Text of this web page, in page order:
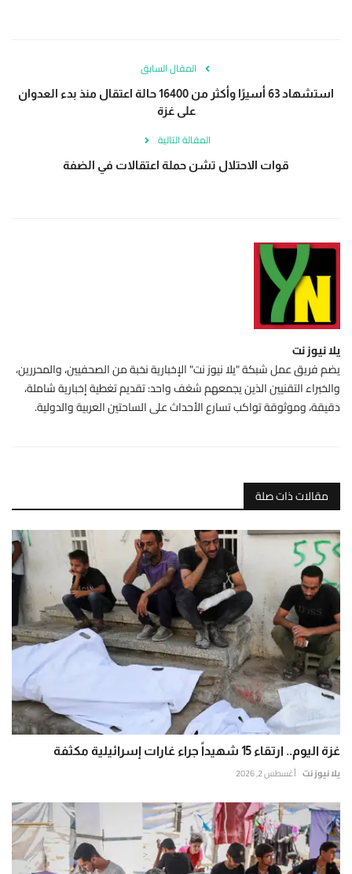
المقال السابق
استشهاد 63 أسيرًا وأكثر من 16400 حالة اعتقال منذ بدء العدوان
على غزة
المقالة التالية
قوات الاحتلال تشن حملة اعتقالات في الضفة
يلا نيوز نت
يضم فريق عمل شبكة "يلا نيوز نت" الإخبارية نخبة من الصحفيين، والمحررين،
والخبراء التقنيين الذين يجمعهم شغف واحد: تقديم تغطية إخبارية شاملة،
دقيقة، وموثوقة تواكب تسارع الأحداث على الساحتين العربية والدولية.
مقالات ذات صلة
غزة اليوم.. ارتقاء 15 شهيداً جراء غارات إسرائيلية مكثفة
يلا نيوز نت أغسطس 2, 2026